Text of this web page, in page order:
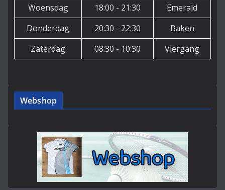
Woensdag
18:00 - 21:30
Emerald
Donderdag
20:30 - 22:30
Baken
Zaterdag
08:30 - 10:30 Viergang
Webshop